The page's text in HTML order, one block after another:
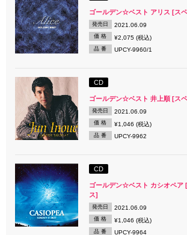
ゴールデン☆ベスト アリス [ス
発売日 2021.06.09
価 格 ¥2,075 (税込)
品 番 UPCY-9960/1
CD
ゴールデン☆ベスト 井上順 [ス
発売日 2021.06.09
価 格 ¥1,046 (税込)
品 番 UPCY-9962
CD
ゴールデン☆ベスト カシオペア
ス]
発売日 2021.06.09
価 格 ¥1,046 (税込)
品 番 UPCY-9964